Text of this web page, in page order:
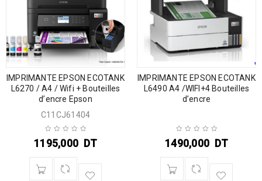
IMPRIMANTE EPSON ECOTANK
L6270 / A4 / Wifi + Bouteilles
d’encre Epson
C11CJ61404
1195,000 DT
IMPRIMANTE EPSON ECOTANK
L6490 A4 /WIFI+4 Bouteilles
d’encre
1490,000 DT